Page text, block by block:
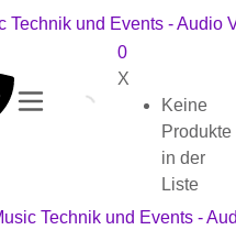
0
X
Keine
Produkte
in der
Liste